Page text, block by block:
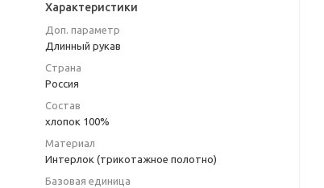
Характеристики
Доп. параметр
Длинный рукав
Страна
Россия
Состав
хлопок 100%
Материал
Интерлок (трикотажное полотно)
Базовая единица